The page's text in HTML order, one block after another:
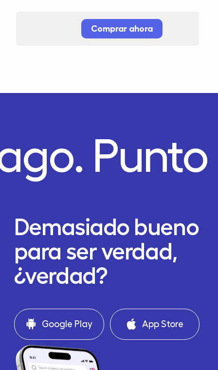
Comprar ahora
Demasiado bueno
para ser verdad,
¿verdad?
Google Play App Store